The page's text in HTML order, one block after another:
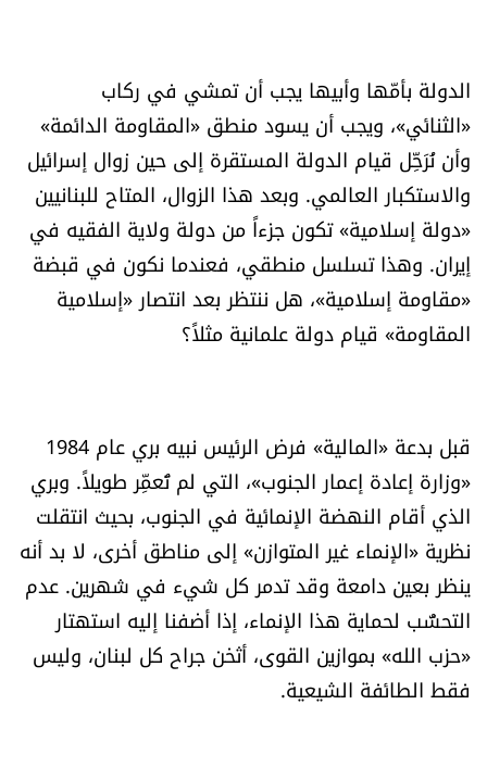
ثقافة وفنون
فصل من كتاب
اقرأ تضحك
كاميرا
سجالات
الرياضة
منوّعات
حظّك اليوم
للتاريخ
فيديو
الدولة بأمّها وأبيها يجب أن تمشي في ركاب
«الثنائي»، ويجب أن يسود منطق «المقاومة الدائمة»
وأن نُرَحِّل قيام الدولة المستقرة إلى حين زوال إسرائيل
والاستكبار العالمي. وبعد هذا الزوال، المتاح للبنانيين
«دولة إسلامية» تكون جزءاً من دولة ولاية الفقيه في
إيران. وهذا تسلسل منطقي، فعندما نكون في قبضة
«مقاومة إسلامية»، هل ننتظر بعد انتصار «إسلامية
المقاومة» قيام دولة علمانية مثلاً؟
قبل بدعة «المالية» فرض الرئيس نبيه بري عام 1984
«وزارة إعادة إعمار الجنوب»، التي لم تُعمِّر طويلاً. وبري
الذي أقام النهضة الإنمائية في الجنوب، بحيث انتقلت
نظرية «الإنماء غير المتوازن» إلى مناطق أخرى، لا بد أنه
ينظر بعين دامعة وقد تدمر كل شيء في شهرين. عدم
التحسُّب لحماية هذا الإنماء، إذا أضفنا إليه استهتار
«حزب الله» بموازين القوى، أثخن جراح كل لبنان، وليس
فقط الطائفة الشيعية.